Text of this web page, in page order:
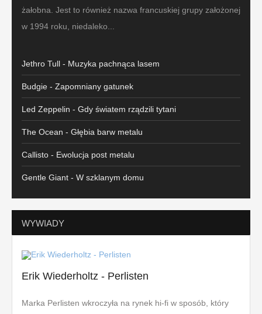
żałobna. Jest to również nazwa francuskiej grupy założonej
w 1994 roku, niedaleko...
Jethro Tull - Muzyka pachnąca lasem
Budgie - Zapomniany gatunek
Led Zeppelin - Gdy światem rządzili tytani
The Ocean - Głębia barw metalu
Callisto - Ewolucja post metalu
Gentle Giant - W szklanym domu
WYWIADY
Erik Wiederholtz - Perlisten
Marka Perlisten wkroczyła na rynek hi-fi w sposób, który